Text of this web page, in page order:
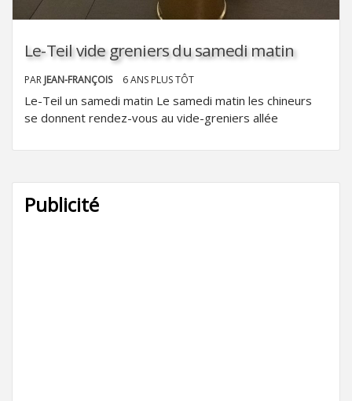
Le-Teil vide greniers du samedi matin
PAR JEAN-FRANÇOIS 6 ANS PLUS TÔT
Le-Teil un samedi matin Le samedi matin les chineurs
se donnent rendez-vous au vide-greniers allée
Publicité